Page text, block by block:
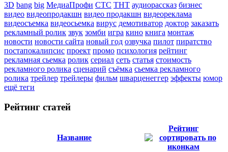
3D bang big МедиаПрофи СТС ТНТ аудиорассказ бизнес
видео видеопродакшн видео продакшн видеореклама
видеосъемка видеосьемка вирус демотиватор доктор заказать
рекламный ролик звук зомби игра кино книга монтаж
новости новости сайта новый год озвучка пилот пиратство
постапокалипсис проект промо психология рейтинг
рекламная сьемка ролик сериал сеть статья стоимость
рекламного ролика сценарий съёмка сьемка рекламного
ролика трейлер трейлеры фильм шварценеггер эффекты юмор
ещё теги
Рейтинг статей
Название
Рейтинг